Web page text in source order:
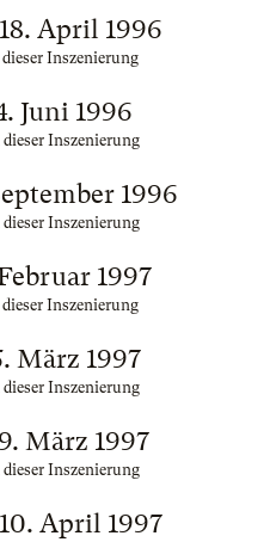
April 1996
Inszenierung
Juni 1996
Inszenierung
1996
Inszenierung
1997
Inszenierung
März 1997
Inszenierung
März 1997
Inszenierung
April 1997